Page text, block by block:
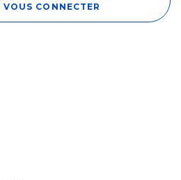
CONNECTER